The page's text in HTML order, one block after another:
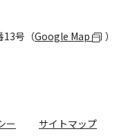
13号（Google Map
）
ー サイトマップ